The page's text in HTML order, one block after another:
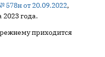
от 20.09.2022,
2023 года.
приходится